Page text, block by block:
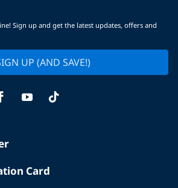
Sign up and get the latest updates, offers and
UP (AND SAVE!)
Card